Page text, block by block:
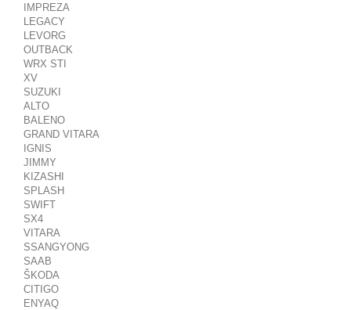
IMPREZA
LEGACY
LEVORG
OUTBACK
WRX STI
XV
SUZUKI
ALTO
BALENO
GRAND VITARA
IGNIS
JIMMY
KIZASHI
SPLASH
SWIFT
SX4
VITARA
SSANGYONG
SAAB
ŠKODA
CITIGO
ENYAQ